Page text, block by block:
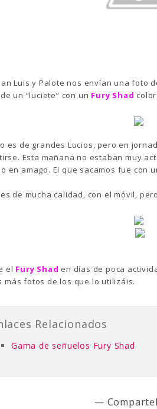
Luis y Palote nos envían una foto
un “luciete” con un Fury Shad
es de grandes Lucios, pero en
Esta mañana no estaban muy
en amago. El que sacamos fue con
de mucha calidad, con el móvil,
el Fury Shad en días de poca
más fotos de los que lo utilizáis.
Relacionados
Gama de señuelos Fury Shad
—